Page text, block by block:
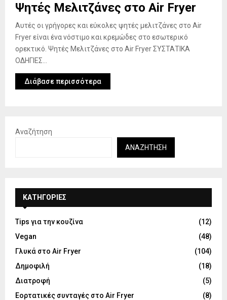
Ψητές Μελιτζάνες στο Air Fryer
Αυτές οι γρήγορες και εύκολες ψητές μελιτζάνες στο Air
Fryer είναι ένα νόστιμο και κρεμώδες στο εσωτερικό
ορεκτικό. Ψητές Μελιτζάνες στο Air Fryer ΣΥΣΤΑΤΙΚΑ
ΟΔΗΓΙΕΣ...
Διάβασε περισσότερα
Αναζήτηση
ΑΝΑΖΉΤΗΣΗ
KΑΤΗΓΟΡΊΕΣ
Tips για την κουζίνα
(12)
Vegan
(48)
Γλυκά στο Air Fryer
(104)
Δημοφιλή
(18)
Διατροφή
(5)
Εορτατικές συνταγές στο Air Fryer
(8)